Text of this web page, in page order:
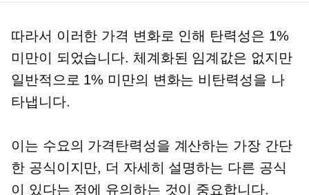
따라서 이러한 가격 변화로 인해 탄력성은 1%
미만이 되었습니다. 체계화된 임계값은 없지만
일반적으로 1% 미만의 변화는 비탄력성을 나
타냅니다.
이는 수요의 가격탄력성을 계산하는 가장 간단
한 공식이지만, 더 자세히 설명하는 다른 공식
이 있다는 점에 유의하는 것이 중요합니다.